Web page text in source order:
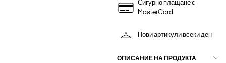
Сигурно плащане с
MasterCard
Нови артикули всеки ден
ОПИСАНИЕ НА ПРОДУКТА